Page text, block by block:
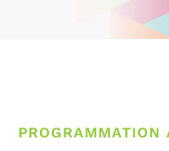
PROGRAMMATION